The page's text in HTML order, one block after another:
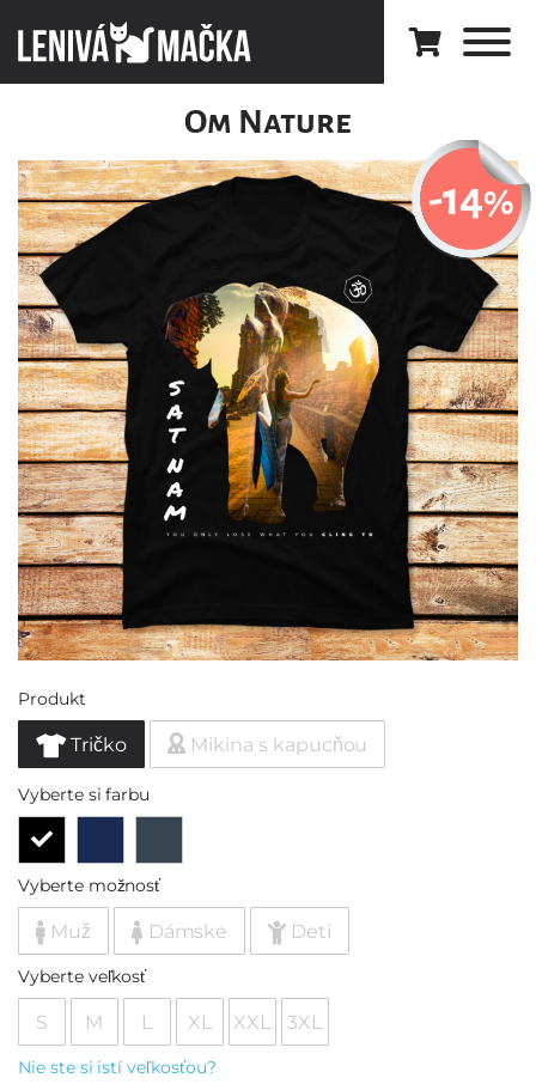
Om Nature
-14%
Produkt
Tričko Mikina s kapucňou
Vyberte si farbu
Vyberte možnosť
Muž Dámske Deti
Vyberte veľkosť
S M L XL XXL 3XL
Nie ste si istí veľkosťou?